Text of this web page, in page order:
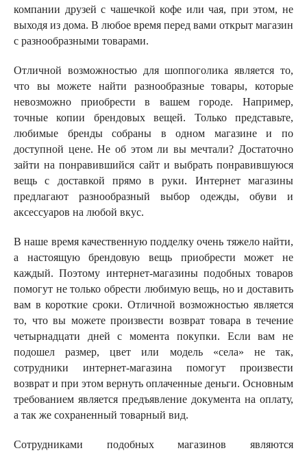
компании друзей с чашечкой кофе или чая, при этом, не
выходя из дома. В любое время перед вами открыт магазин
с разнообразными товарами.
Отличной возможностью для шоппоголика является то,
что вы можете найти разнообразные товары, которые
невозможно приобрести в вашем городе. Например,
точные копии брендовых вещей. Только представьте,
любимые бренды собраны в одном магазине и по
доступной цене. Не об этом ли вы мечтали? Достаточно
зайти на понравившийся сайт и выбрать понравившуюся
вещь с доставкой прямо в руки. Интернет магазины
предлагают разнообразный выбор одежды, обуви и
аксессуаров на любой вкус.
В наше время качественную подделку очень тяжело найти,
а настоящую брендовую вещь приобрести может не
каждый. Поэтому интернет-магазины подобных товаров
помогут не только обрести любимую вещь, но и доставить
вам в короткие сроки. Отличной возможностью является
то, что вы можете произвести возврат товара в течение
четырнадцати дней с момента покупки. Если вам не
подошел размер, цвет или модель «села» не так,
сотрудники интернет-магазина помогут произвести
возврат и при этом вернуть оплаченные деньги. Основным
требованием является предъявление документа на оплату,
а так же сохраненный товарный вид.
Сотрудниками подобных магазинов являются